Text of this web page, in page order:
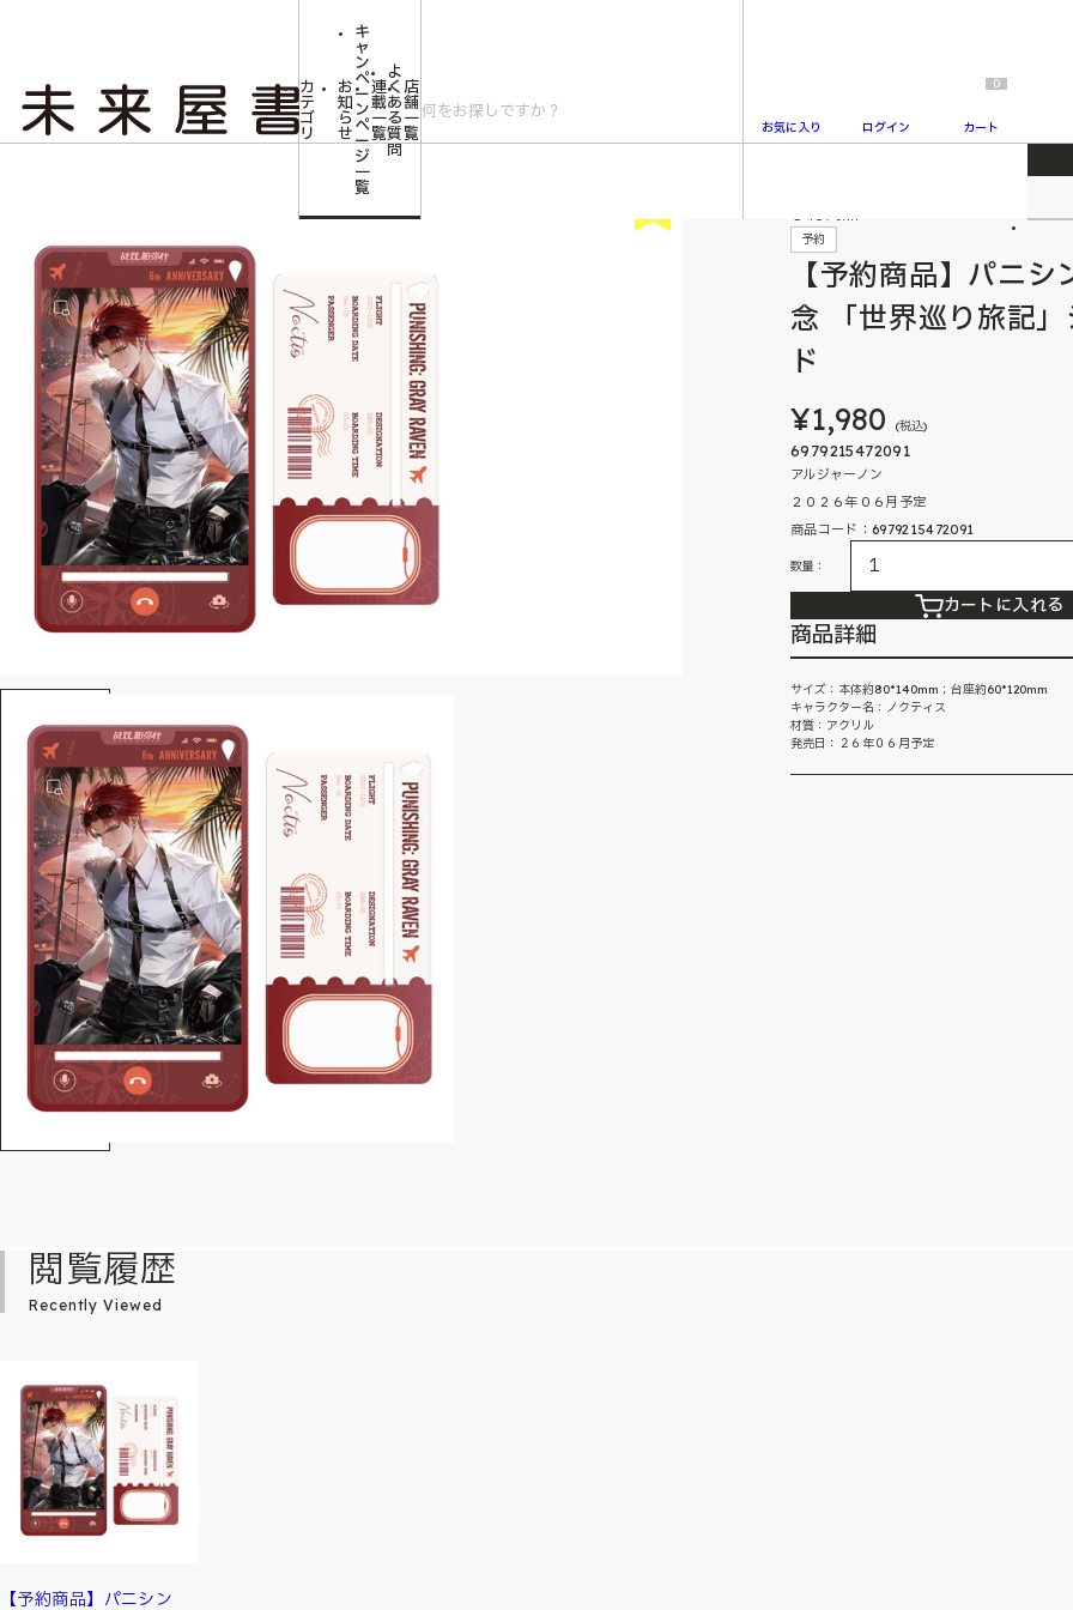
カ
テ
ゴ
リ
お
知
ら
せ
キ
ャ
ン
ペ
ー
ン
ペ
ー
ジ
一
覧
連
載
一
覧
よ
く
あ
る
質
問
店
舗
一
覧
お気に入り ログイン
0
カート
【予約商品】パニシング：グレイレイヴン6周年記念 「世界巡り旅記」シリーズ ディスプレイスタンド
予約
【予約商品】パニ
念 「世界巡り旅記
ド
¥1,980 (税込)
6979215472091
アルジャーノン
２０２６年０６月予定
商品コード：6979215472091
数量：
カートに入れる
商品詳細
サイズ：本体約80*140mm；台座約60*120mm
キャラクター名：ノクティス
材質：アクリル
発売日：２６年０６月予定
閲覧履歴
Recently Viewed
【予約商品】パニシン